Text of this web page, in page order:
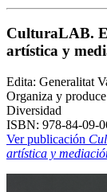
CulturaLAB.
artística y
Edita: Generalitat
Organiza y
Diversidad
ISBN: 978-84-09-
Ver publicación
artística y